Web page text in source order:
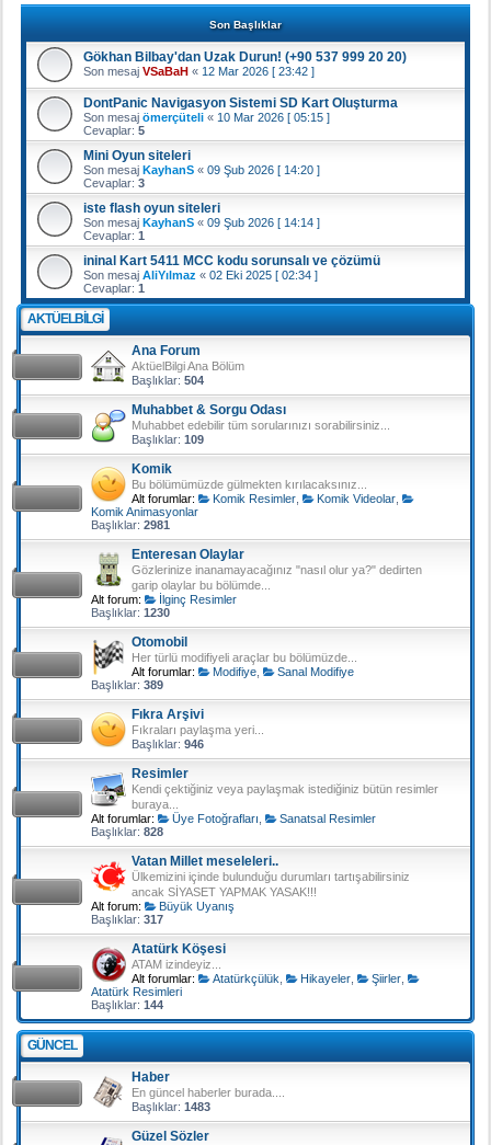
Son Başlıklar
Gökhan Bilbay'dan Uzak Durun! (+90 537 999 20 20)
Son mesaj VSaBaH « 12 Mar 2026 [ 23:42 ]
DontPanic Navigasyon Sistemi SD Kart Oluşturma
Son mesaj ömerçüteli « 10 Mar 2026 [ 05:15 ]
Cevaplar: 5
Mini Oyun siteleri
Son mesaj KayhanS « 09 Şub 2026 [ 14:20 ]
Cevaplar: 3
iste flash oyun siteleri
Son mesaj KayhanS « 09 Şub 2026 [ 14:14 ]
Cevaplar: 1
ininal Kart 5411 MCC kodu sorunsalı ve çözümü
Son mesaj AliYılmaz « 02 Eki 2025 [ 02:34 ]
Cevaplar: 1
AKTÜELBILGI
Ana Forum
AktüelBilgi Ana Bölüm
Başlıklar: 504
Muhabbet & Sorgu Odası
Muhabbet edebilir tüm sorularınızı sorabilirsiniz...
Başlıklar: 109
Komik
Bu bölümümüzde gülmekten kırılacaksınız...
Alt forumlar:
Komik Resimler, Komik Videolar,
Komik Animasyonlar
Başlıklar: 2981
Enteresan Olaylar
Gözlerinize inanamayacağınız "nasıl olur ya?" dedirten
garip olaylar bu bölümde...
Alt forum:
İlginç Resimler
Başlıklar: 1230
Otomobil
Her türlü modifiyeli araçlar bu bölümüzde...
Alt forumlar:
Modifiye,
Sanal Modifiye
Başlıklar: 389
Fıkra Arşivi
Fıkraları paylaşma yeri...
Başlıklar: 946
Resimler
Kendi çektiğiniz veya paylaşmak istediğiniz bütün resimler
buraya...
Alt forumlar:
Üye Fotoğrafları
Sanatsal Resimler
Başlıklar: 828
Vatan Millet meseleleri..
Ülkemizini içinde bulunduğu durumları tartışabilirsiniz
ancak SİYASET YAPMAK YASAK!!!
Alt forum:
Büyük Uyanış
Başlıklar: 317
Atatürk Köşesi
ATAM izindeyiz...
Alt forumlar:
Atatürkçülük Hikayeler, Şiirler,
Atatürk Resimleri
Başlıklar: 144
GÜNCEL
Haber
En güncel haberler burada....
Başlıklar: 1483
Güzel Sözler